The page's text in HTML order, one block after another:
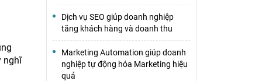
nghĩ
Dịch vụ SEO giúp doanh nghiệp
tăng khách hàng và doanh thu
Marketing Automation giúp doanh
nghiệp tự động hóa Marketing hiệu
quả